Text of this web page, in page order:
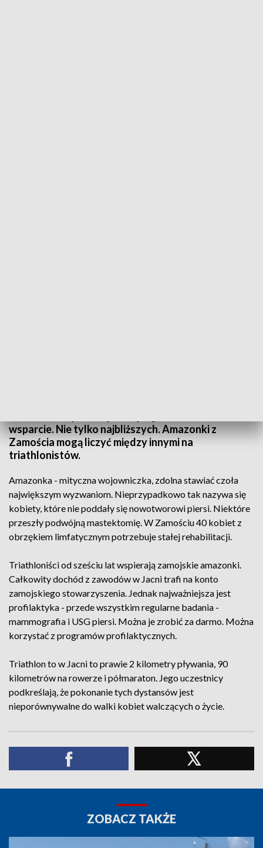
wsparcie. Nie tylko najbliższych. Amazonki z
Zamościa mogą liczyć między innymi na
triathlonistów.
Amazonka - mityczna wojowniczka, zdolna stawiać czoła
największym wyzwaniom. Nieprzypadkowo tak nazywa się
kobiety, które nie poddały się nowotworowi piersi. Niektóre
przeszły podwójną mastektomię. W Zamościu 40 kobiet z
obrzękiem limfatycznym potrzebuje stałej rehabilitacji.
Triathloniści od sześciu lat wspierają zamojskie amazonki.
Całkowity dochód z zawodów w Jacni trafi na konto
zamojskiego stowarzyszenia. Jednak najważniejsza jest
profilaktyka - przede wszystkim regularne badania -
mammografia i USG piersi. Można je zrobić za darmo. Można
korzystać z programów profilaktycznych.
Triathlon to w Jacni to prawie 2 kilometry pływania, 90
kilometrów na rowerze i półmaraton. Jego uczestnicy
podkreślają, że pokonanie tych dystansów jest
nieporównywalne do walki kobiet walczących o życie.
ZOBACZ TAKŻE